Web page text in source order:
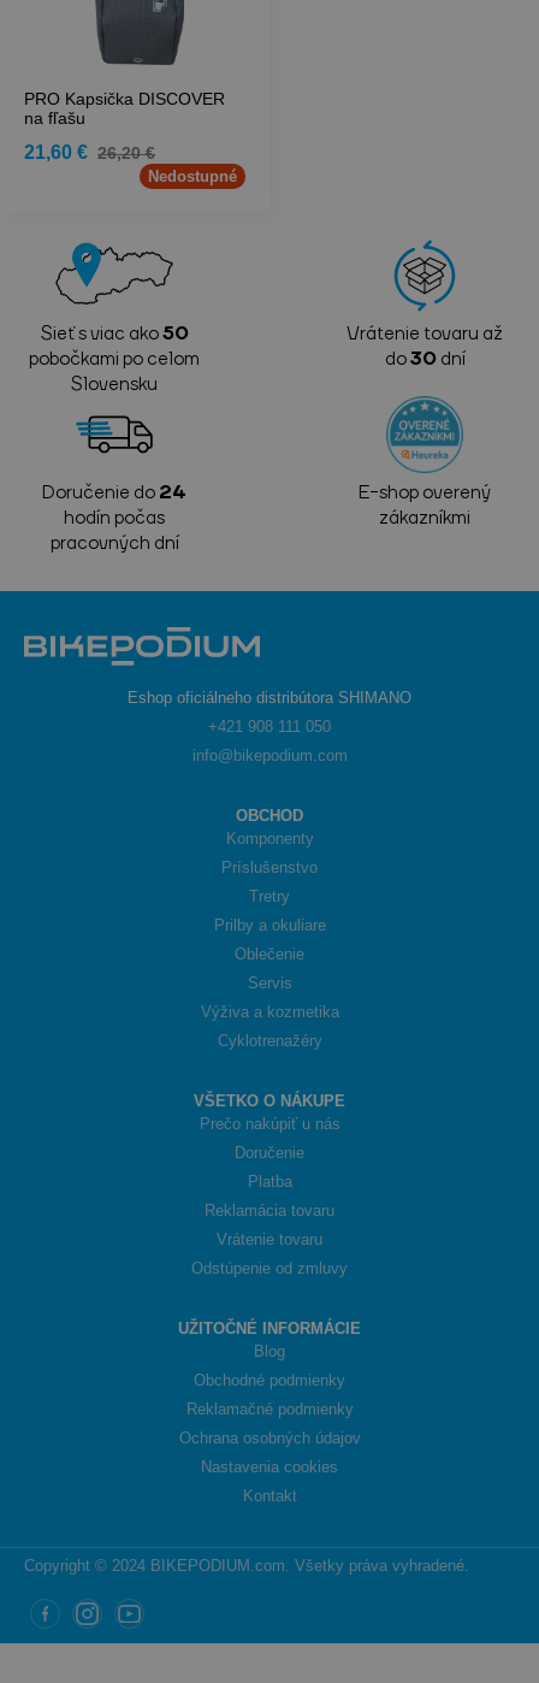
PRO Kapsička DISCOVER
na fľašu
21,60 € 26,20 €
Nedostupné
Sieť s viac ako50
pobočkami po celom
Slovensku
Vrátenie tovaru až
do30dní
Doručenie do24
hodín počas
pracovných dní
E-shop overený
zákazníkmi
Eshop oficiálneho distribútora SHIMANO
+421 908 111 050
info@bikepodium.com
OBCHOD
Komponenty
Príslušenstvo
Tretry
Prilby a okuliare
Oblečenie
Servis
Výživa a kozmetika
Cyklotrenažéry
VŠETKO O NÁKUPE
Prečo nakúpiť u nás
Doručenie
Platba
Reklamácia tovaru
Vrátenie tovaru
Odstúpenie od zmluvy
UŽITOČNÉ INFORMÁCIE
Blog
Obchodné podmienky
Reklamačné podmienky
Ochrana osobných údajov
Nastavenia cookies
Kontakt
Copyright © 2024 BIKEPODIUM.com. Všetky práva vyhradené.